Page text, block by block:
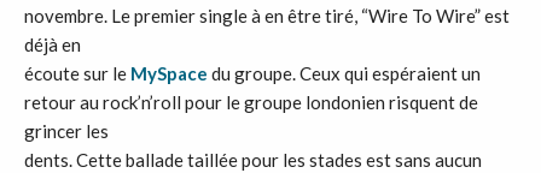
novembre. Le premier single à en être tiré, “Wire To Wire” est
déjà en
écoute sur le MySpace du groupe. Ceux qui espéraient un
retour au rock’n’roll pour le groupe londonien risquent de
grincer les
dents. Cette ballade taillée pour les stades est sans aucun